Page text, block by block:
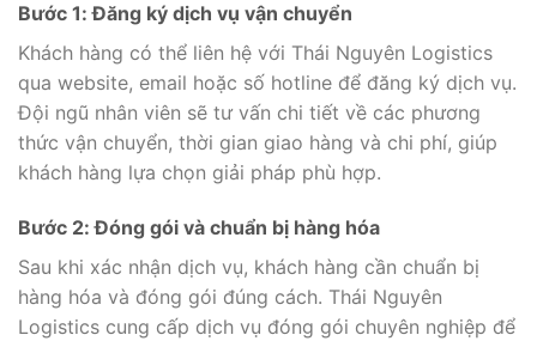
Bước 1: Đăng ký dịch vụ vận chuyển
Khách hàng có thể liên hệ với Thái Nguyên Logistics
qua website, email hoặc số hotline để đăng ký dịch vụ.
Đội ngũ nhân viên sẽ tư vấn chi tiết về các phương
thức vận chuyển, thời gian giao hàng và chi phí, giúp
khách hàng lựa chọn giải pháp phù hợp.
Bước 2: Đóng gói và chuẩn bị hàng hóa
Sau khi xác nhận dịch vụ, khách hàng cần chuẩn bị
hàng hóa và đóng gói đúng cách. Thái Nguyên
Logistics cung cấp dịch vụ đóng gói chuyên nghiệp để